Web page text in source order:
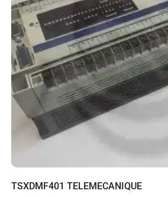
TSXDMF401 TELEMECANIQUE